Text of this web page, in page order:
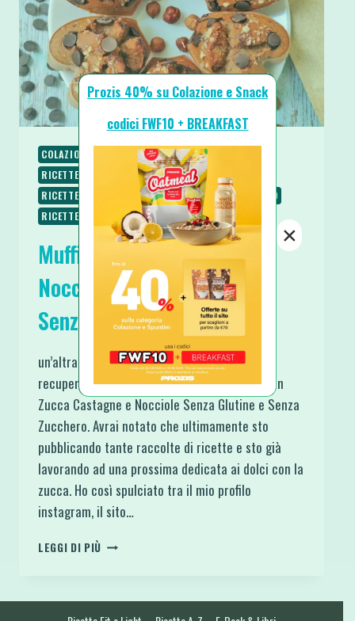
COLAZIONE RICETTE
RICETTE DOLCI
RICETTE PROTEICHE
RICETTE SENZA BURRO
RICETTE SENZA GLUTINE
RICETTE SENZA LATTOSIO
RICETTE SENZA ZUCCHERO
SPUNTINI E SNACKS
Muffin Zucca Castagne e
Nocciole Senza Glutine e
Senza Zucchero
un’altra ricetta del passato che ho voluto
recuperare con convinzione, sono questi Muffin
Zucca Castagne e Nocciole Senza Glutine e Senza
Zucchero. Avrai notato che ultimamente sto
pubblicando tante raccolte di ricette e sto già
lavorando ad una prossima dedicata ai dolci con la
zucca. Ho così spulciato tra il mio profilo
instagram, il sito…
LEGGI DI PIÙ MUFFIN
Prozis 40% su Colazione e Snack
codici FWF10 + BREAKFAST
×